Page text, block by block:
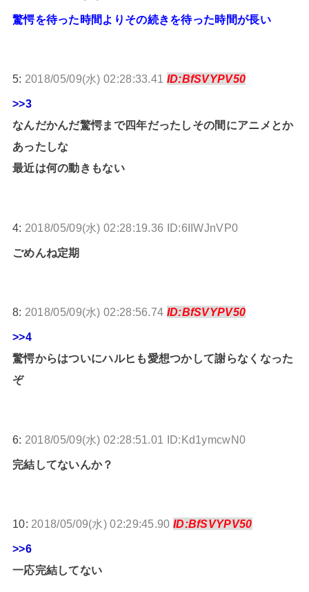
驚愕を待った時間よりその続きを待った時間が長い
5: 2018/05/09(水) 02:28:33.41 ID:BfSVYPV50
>>3
なんだかんだ驚愕まで四年だったしその間にアニメとか
あったしな
最近は何の動きもない
4: 2018/05/09(水) 02:28:19.36 ID:6IIWJnVP0
ごめんね定期
8: 2018/05/09(水) 02:28:56.74 ID:BfSVYPV50
>>4
驚愕からはついにハルヒも愛想つかして謝らなくなった
ぞ
6: 2018/05/09(水) 02:28:51.01 ID:Kd1ymcwN0
完結してないんか？
10: 2018/05/09(水) 02:29:45.90 ID:BfSVYPV50
>>6
一応完結してない